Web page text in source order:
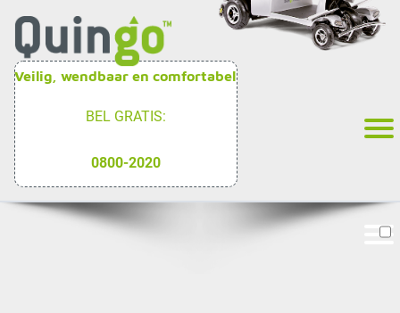
Veilig, wendbaar en comfortabel
BEL GRATIS:
0800-2020